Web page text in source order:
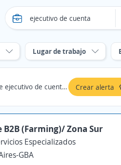
Lugar de trabajo
cuenta en Buenos Aires-GBA Crear alerta
(Farming)/ Zona Sur
Especializados
GBA